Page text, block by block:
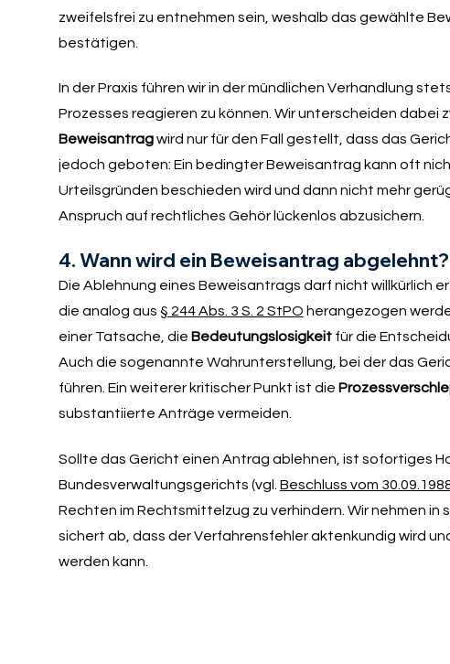
zweifelsfrei zu entnehmen sein, weshalb das gewählte
bestätigen.
In der Praxis führen wir in der mündlichen Verhandlung
Prozesses reagieren zu können. Wir unterscheiden
Beweisantragwird nur für den Fall gestellt, dass das
jedoch geboten: Ein bedingter Beweisantrag kann oft
Urteilsgründen beschieden wird und dann nicht mehr
Anspruch auf rechtliches Gehör lückenlos abzusichern.
4. Wann wird ein Beweisantrag abgelehnt?
Die Ablehnung eines Beweisantrags darf nicht willkürlich
die analog aus § 244 Abs. 3 S. 2 StPO herangezogen
einer Tatsache, die Bedeutungslosigkeitfür die
Auch die sogenannte Wahrunterstellung, bei der das
führen. Ein weiterer kritischer Punkt ist die
substantiierte Anträge vermeiden.
Sollte das Gericht einen Antrag ablehnen, ist sofortiges
Bundesverwaltungsgerichts (vgl. Beschluss vom
Rechten im Rechtsmittelzug zu verhindern. Wir nehmen in
sichert ab, dass der Verfahrensfehler aktenkundig wird
werden kann.